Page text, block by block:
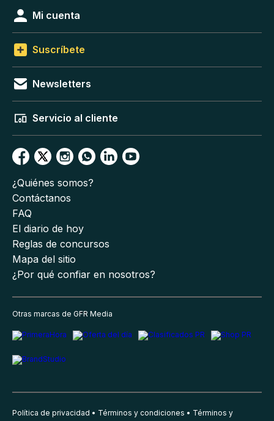
Mi cuenta
Suscríbete
Newsletters
Servicio al cliente
¿Quiénes somos?
Contáctanos
FAQ
El diario de hoy
Reglas de concursos
Mapa del sitio
¿Por qué confiar en nosotros?
Otras marcas de GFR Media
Política de privacidad Términos y condiciones Términos y